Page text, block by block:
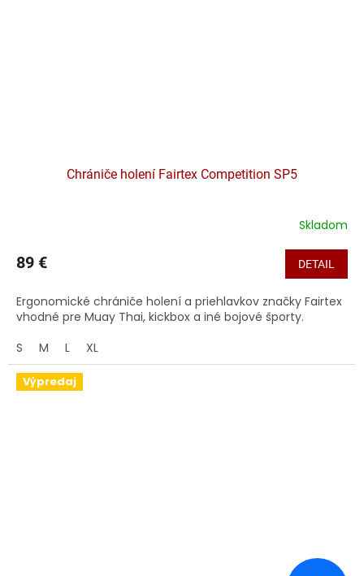
Chrániče holení Fairtex Competition SP5
Skladom
89 € DETAIL
Ergonomické chrániče holení a priehlavkov značky Fairtex
vhodné pre Muay Thai, kickbox a iné bojové športy.
S
M L XL
Výpredaj